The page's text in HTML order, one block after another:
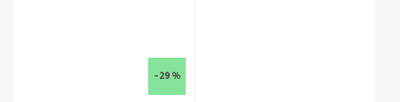
–29 %